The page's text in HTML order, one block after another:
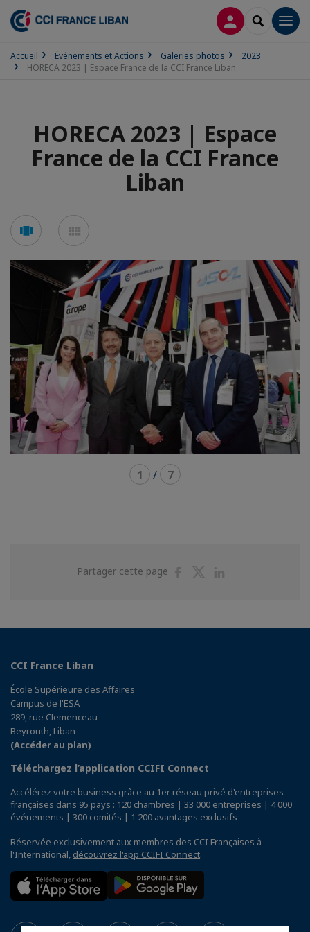
CONNEXION
Accueil Événements et Actions Galeries photos
2023
HORECA 2023 | Espace France de la CCI France Liban
HORECA 2023 | Espace
France de la CCI France
Liban
Voir
en
en
mosaïque
1 / 7
Partager cette page
PartagerPartager
CCI France Liban
École Supérieure des Affaires
Campus de l'ESA
289, rue Clemenceau
Beyrouth, Liban
(Accéder au plan)
Téléchargez l’application CCIFI Connect
Accélérez votre business grâce au 1er réseau privé d'entreprises
françaises dans 95 pays : 120 chambres | 33 000 entreprises | 4 000
événements | 300 comités | 1 200 avantages exclusifs
Réservée exclusivement aux membres des CCI Françaises à
l'International, découvrez l'app CCIFI Connect.